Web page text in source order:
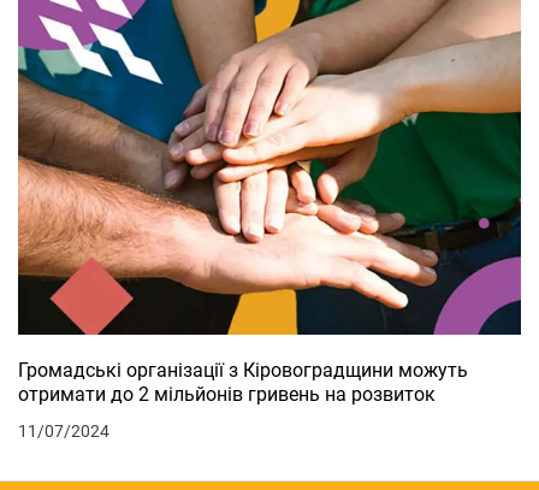
Громадські організації з Кіровоградщини можуть
отримати до 2 мільйонів гривень на розвиток
11/07/2024